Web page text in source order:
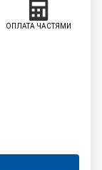
ОПЛАТА ЧАСТЯМИ